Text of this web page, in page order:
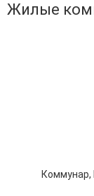
Жилые
Коммунар,